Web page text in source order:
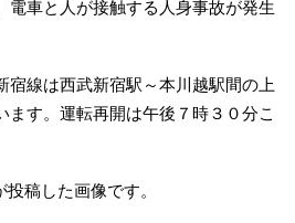
電車と人が接触する人身事故が発生
宿線は西武新宿駅～本川越駅間の上
ます。運転再開は午後７時３０分こ
稿した画像です。